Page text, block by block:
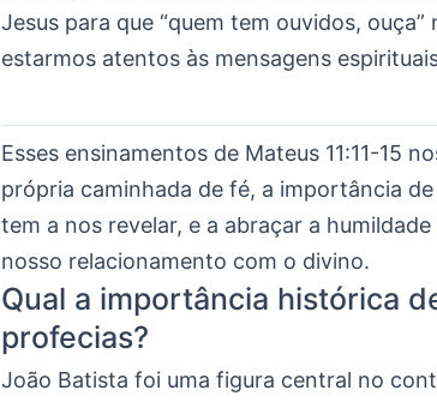
Jesus para que “quem tem ouvidos,
estarmos atentos às mensagens
Esses ensinamentos de Mateus 11:11-15
própria caminhada de fé, a importância
tem a nos revelar, e a abraçar a
nosso relacionamento com o divino.
Qual a importância histórica
profecias?
João Batista foi uma figura central no